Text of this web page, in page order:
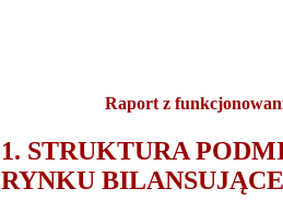
Raport z
1. STRUKTURA
RYNKU